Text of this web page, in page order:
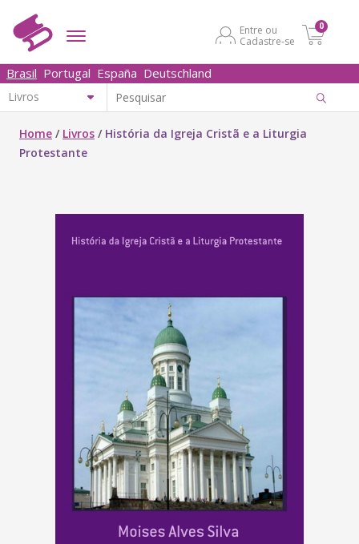
Entre ou
Cadastre-se
0
Brasil Portugal España Deutschland
Home / Livros / História da Igreja Cristã e a Liturgia
Protestante